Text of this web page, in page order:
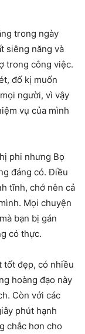
trong ngày
siêng năng và
trong công việc.
đố kị muốn
người, vì vậy
vụ của mình
phi nhưng Bọ
đáng có. Điều
tĩnh, chớ nên cả
Mọi chuyện
bạn bị gán
có thực.
tốt đẹp, có nhiều
hoàng đạo này
Còn với các
phút hạnh
chắc hơn cho